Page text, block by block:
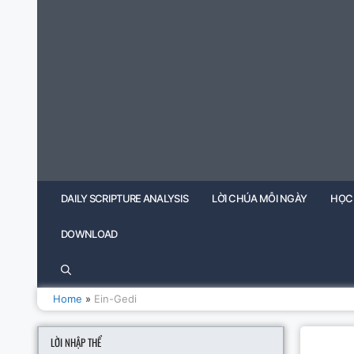
DAILY SCRIPTURE ANALYSIS LỜI CHÚA MỖI NGÀY
DOWNLOAD
Home » Ein-Gedi
LỜI NHẬP THỂ